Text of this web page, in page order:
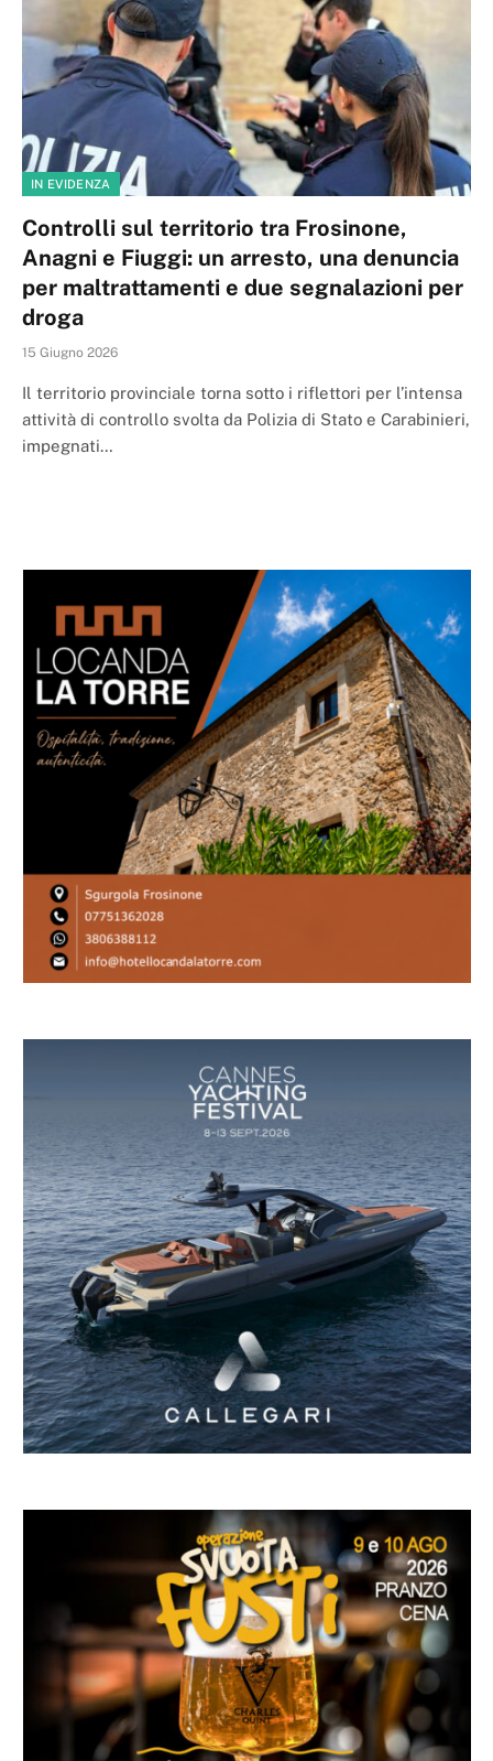
IN EVIDENZA
Controlli sul territorio tra Frosinone,
Anagni e Fiuggi: un arresto, una denuncia
per maltrattamenti e due segnalazioni per
droga
15 Giugno 2026
Il territorio provinciale torna sotto i riflettori per l’intensa
attività di controllo svolta da Polizia di Stato e Carabinieri,
impegnati…